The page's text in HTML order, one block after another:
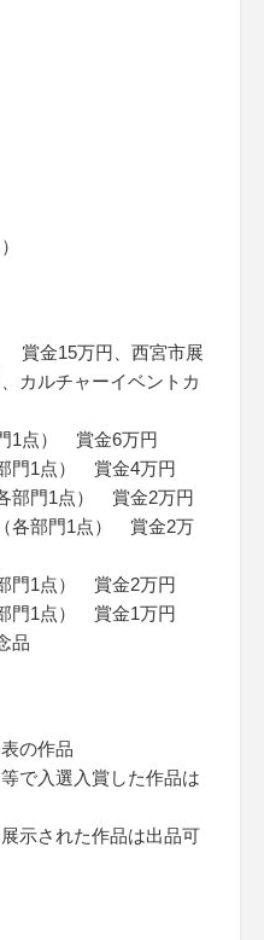
賞金15万円、西宮市展
カルチャーイベントカ
1点） 賞金6万円
門1点） 賞金4万円
部門1点） 賞金2万円
各部門1点） 賞金2万
門1点） 賞金2万円
門1点） 賞金1万円
品
の作品
で入選入賞した作品は
示された作品は出品可